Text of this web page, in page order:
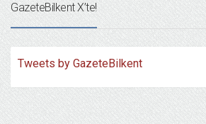
GazeteBilkent X’te!
Tweets by GazeteBilkent